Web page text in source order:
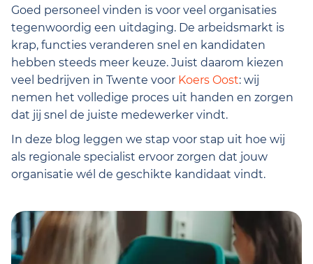
Goed personeel vinden is voor veel organisaties
tegenwoordig een uitdaging. De arbeidsmarkt is
krap, functies veranderen snel en kandidaten
hebben steeds meer keuze. Juist daarom kiezen
veel bedrijven in Twente voor Koers Oost: wij
nemen het volledige proces uit handen en zorgen
dat jij snel de juiste medewerker vindt.
In deze blog leggen we stap voor stap uit hoe wij
als regionale specialist ervoor zorgen dat jouw
organisatie wél de geschikte kandidaat vindt.